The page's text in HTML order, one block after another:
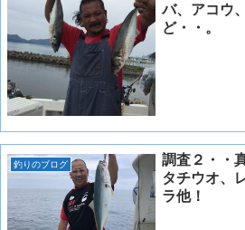
バ、アコウ
ど・・。
釣りのブログ
調査２・・
タチウオ、
ラ他！